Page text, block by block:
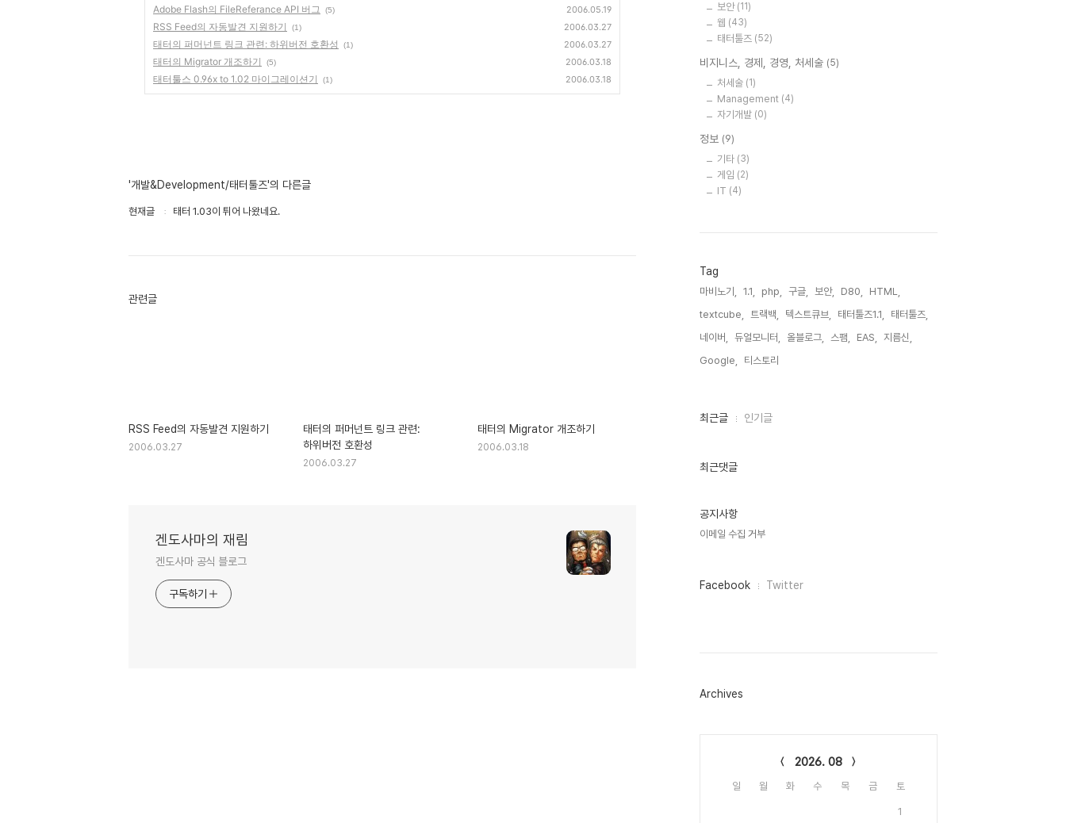
Adobe Flash의 FileReferance API 버그 (5) 2006.05.19
RSS Feed의 자동발견 지원하기 (1) 2006.03.27
태터의 퍼머넌트 링크 관련: 하위버전 호환성 (1) 2006.03.27
태터의 Migrator 개조하기 (5) 2006.03.18
태터툴스 0.96x to 1.02 마이그레이션기 (1) 2006.03.18
'개발&Development/태터툴즈'의 다른글
현재글 태터 1.03이 튀어 나왔네요.
관련글
RSS Feed의 자동발견 지원하기
2006.03.27
태터의 퍼머넌트 링크 관련:
하위버전 호환성
2006.03.27
태터의 Migrator 개조하기
2006.03.18
겐도사마의 재림
겐도사마 공식 블로그
구독하기
보안 (11)
웹 (43)
태터툴즈 (52)
비지니스, 경제, 경영, 처세술 (5)
처세술 (1)
Management (4)
자기개발 (0)
정보 (9)
기타 (3)
게임 (2)
IT (4)
Tag
마비노기, 1.1, php, 구글, 보안, D80,
HTML,
textcube,
트랙백, 텍스트큐브, 태터툴즈1.1,
태터툴즈,
네이버,
듀얼모니터, 올블로그, 스팸, EAS,
지름신,
Google,
티스토리,
최
인
최근글 인기글
최근댓글
공지사항
이메일 수집 거부
페
그
Facebook Twitter
Archives
2026. 08
일 월 화 수 목 금 토
1